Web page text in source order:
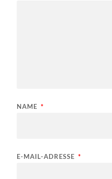
NAME *
E-MAIL-ADRESSE *